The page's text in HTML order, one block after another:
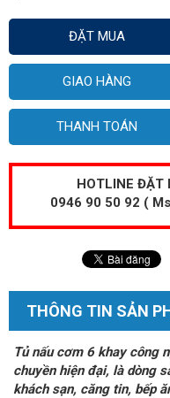
ĐẶT MUA
GIAO HÀNG
THANH TOÁN
HOTLINE ĐẶT
0946 90 50 92 (
THÔNG TIN SẢN
Tủ nấu cơm 6 khay công
chuyền hiện đại, là dòng
khách sạn, căng tin, bếp